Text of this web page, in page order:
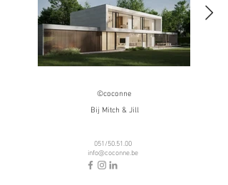
©coconne
Bij Mitch & Jill
051/50.51.00
info@coconne.be